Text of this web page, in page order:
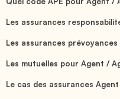
Les assurances
Les assurances
Les mutuelles pour Agent /
Le cas des assurances